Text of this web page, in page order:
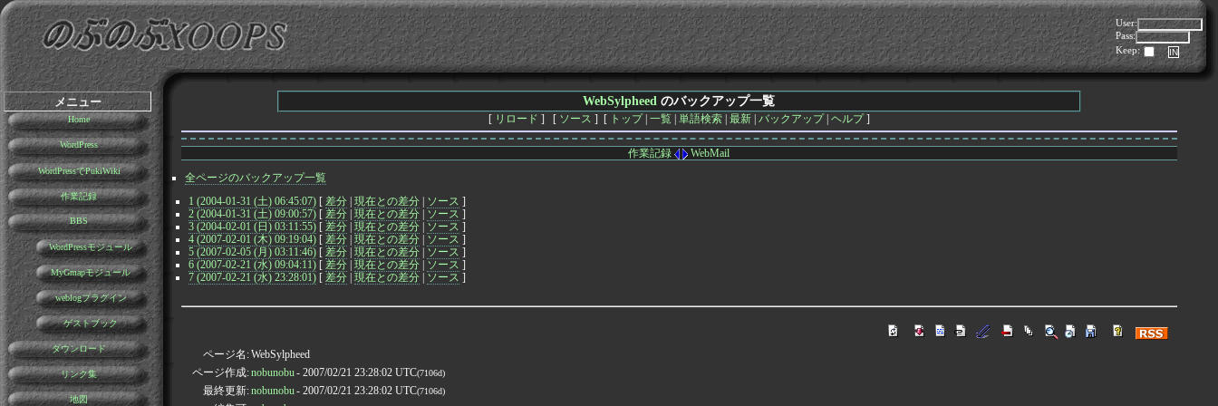
User:
Pass:
Keep:
メニュー
Home
WordPress
WordPressでPukiWiki
作業記録
BBS
WordPressモジュール
MyGmapモジュール
weblogプラグイン
ゲストブック
ダウンロード
リンク集
地図
WebSylpheed のバックアップ一覧
[ リロード ] [ ソース ] [ トップ| 一覧| 単語検索| 最新| バックアップ| ヘルプ]
作業記録
WebMail
全ページのバックアップ一覧
1 (2004-01-31 (土) 06:45:07) [ 差分 現在との差分 ソース ]
2 (2004-01-31 (土) 09:00:57) [ 差分 現在との差分 ソース ]
3 (2004-02-01 (日) 03:11:55) [ 差分 現在との差分 ソース ]
4 (2007-02-01 (木) 09:19:04) [ 差分 現在との差分 ソース ]
5 (2007-02-05 (月) 03:11:46) [ 差分 現在との差分 ソース ]
6 (2007-02-21 (水) 09:04:11) [ 差分 現在との差分 ソース ]
7 (2007-02-21 (水) 23:28:01) [ 差分 現在との差分 ソース ]
ページ名:WebSylpheed
ページ作成:nobunobu- 2007/02/21 23:28:02 UTC(7106d)
最終更新:nobunobu- 2007/02/21 23:28:02 UTC(7106d)